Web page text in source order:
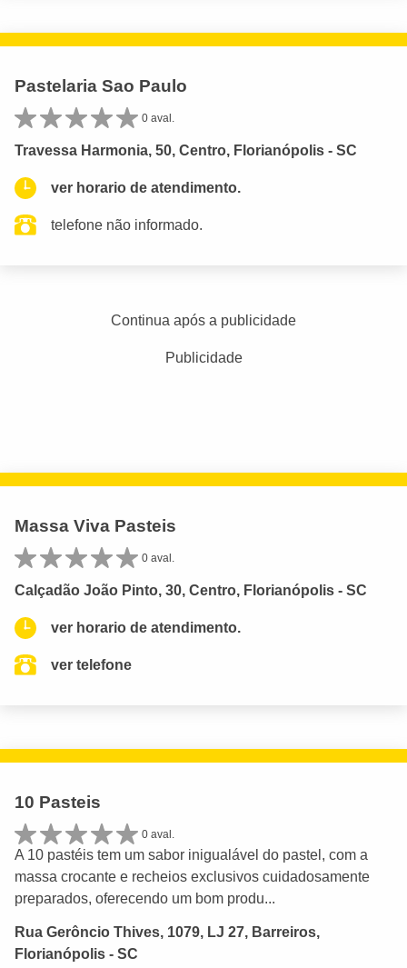
Pastelaria Sao Paulo
0 aval.
Travessa Harmonia, 50, Centro, Florianópolis - SC
ver horario de atendimento.
telefone não informado.
Continua após a publicidade
Publicidade
Massa Viva Pasteis
0 aval.
Calçadão João Pinto, 30, Centro, Florianópolis - SC
ver horario de atendimento.
ver telefone
10 Pasteis
0 aval.
A 10 pastéis tem um sabor inigualável do pastel, com a
massa crocante e recheios exclusivos cuidadosamente
preparados, oferecendo um bom produ...
Rua Gerôncio Thives, 1079, LJ 27, Barreiros,
Florianópolis - SC